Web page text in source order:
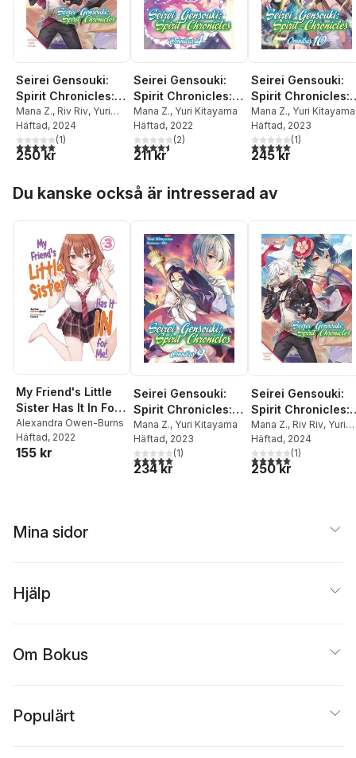
Seirei Gensouki:
Spirit Chronicles:
Omnibus 11 (Light
Novel)
Mana Z., Riv Riv, Yuri
Kitayama
Häftad, 2024
5,0utav 5 stjärnor. Totalt antal röster:
(1)
250 kr
Seirei Gensouki:
Spirit Chronicles:
Omnibus 4 (Light
Novel)
Mana Z., Yuri Kitayama
Häftad, 2022
4,5utav 5 stjärnor. Totalt antal röster:
(2)
211 kr
Seirei Gensouki:
Spirit Chronicles:
Omnibus 10 (Light
Novel)
Mana Z., Yuri Kitayama
Häftad, 2023
5,0utav 5 stjärnor.
(1)
245 kr
Du kanske också är intresserad av
My Friend's Little
Sister Has It In For
Me! Volume 3 (Light
Novel)
Alexandra Owen-Burns
Häftad, 2022
155 kr
Seirei Gensouki:
Spirit Chronicles:
Omnibus 9 (Light
Novel)
Mana Z., Yuri Kitayama
Häftad, 2023
5,0utav 5 stjärnor. Totalt antal röster:
(1)
234 kr
Seirei Gensouki:
Spirit Chronicles:
Omnibus 11 (Light
Novel)
Mana Z., Riv Riv, Yuri
Kitayama
Häftad, 2024
5,0utav 5 stjärnor.
(1)
250 kr
Mina sidor
Hjälp
Om Bokus
Populärt